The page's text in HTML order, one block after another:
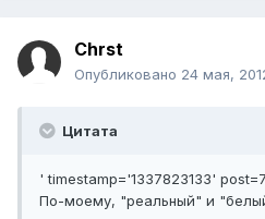
Chrst
Опубликовано 24 мая,
Цитата
' timestamp='1337823133'
По-моему, "реальный" и